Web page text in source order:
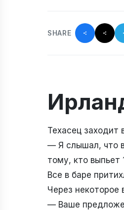
SHARE
Техасец заходит
— Я слышал, что
тому, кто выпьет
Все в баре
Через некоторое
— Ваше